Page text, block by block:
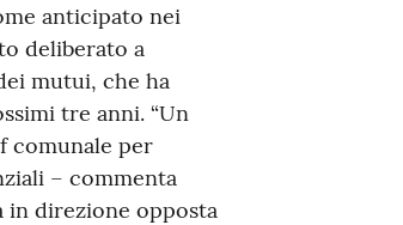
anticipato nei
deliberato a
mutui, che ha
tre anni. “Un
comunale per
– commenta
in direzione opposta